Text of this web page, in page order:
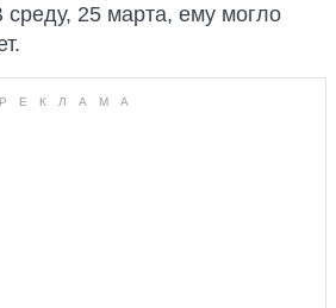
25 марта, ему могло